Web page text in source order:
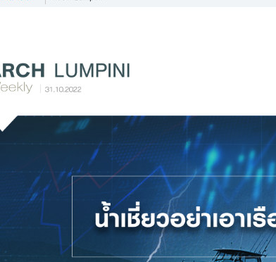
บริการ
ดิจิทัลแบงก์กิ้ง
Family Banking